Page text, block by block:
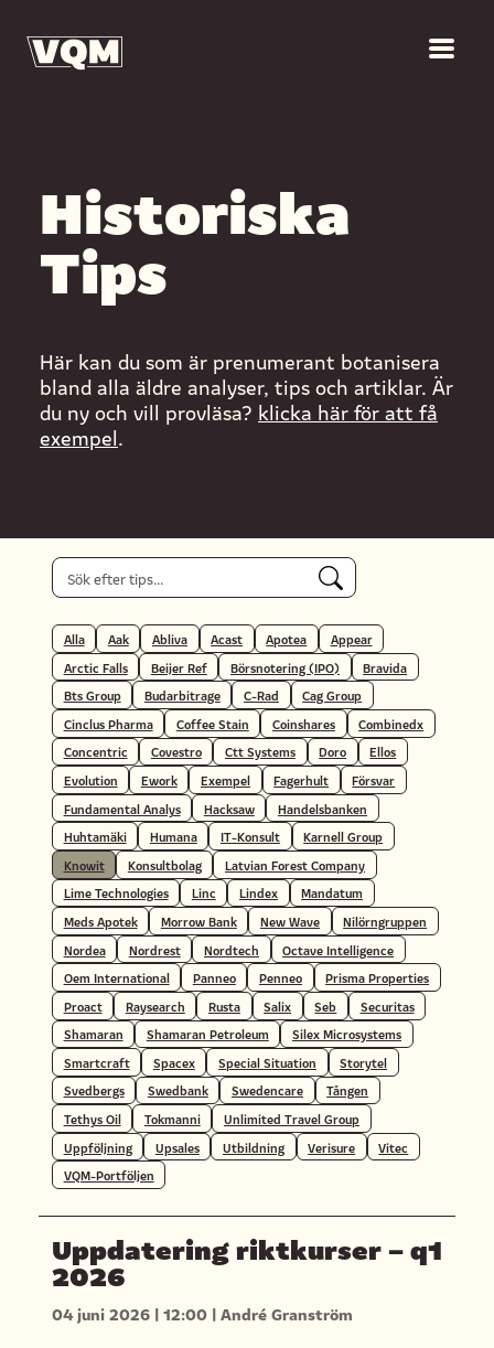
Historiska
Tips
Här kan du som är prenumerant botanisera
bland alla äldre analyser, tips och artiklar. Är
du ny och vill provläsa? klicka här för att få
exempel.
Alla Aak Abliva Acast Apotea
Appear
Arctic Falls
Beijer Ref Börsnotering (IPO)
Bravida
Bts Group
Budarbitrage C-Rad
Cag Group
Cinclus Pharma
Coffee Stain Coinshares
Combinedx
Concentric
Covestro Ctt Systems Doro
Ellos
Evolution
Ework Exempel Fagerhult
Försvar
Fundamental Analys
Hacksaw
Handelsbanken
Huhtamäki
Humana IT-Konsult
Karnell Group
Knowit
Konsultbolag
Latvian Forest Company
Lime Technologies
Linc Lindex
Mandatum
Meds Apotek
Morrow Bank New Wave
Nilörngruppen
Nordea
Nordrest Nordtech
Octave Intelligence
Oem International
Panneo Penneo
Prisma Properties
Proact
Raysearch Rusta Salix Seb
Securitas
Shamaran
Shamaran Petroleum
Silex Microsystems
Smartcraft
Spacex Special Situation
Storytel
Svedbergs
Swedbank Swedencare
Tången
Tethys Oil
Tokmanni
Unlimited Travel Group
Uppföljning
Upsales Utbildning Verisure
Vitec
VQM-Portföljen
Uppdatering riktkurser – q1
2026
04 juni 2026 |12:00 |André Granström